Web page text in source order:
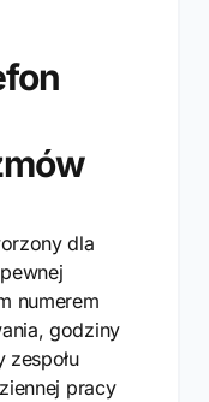
dla
numerem
godziny
zespołu
pracy